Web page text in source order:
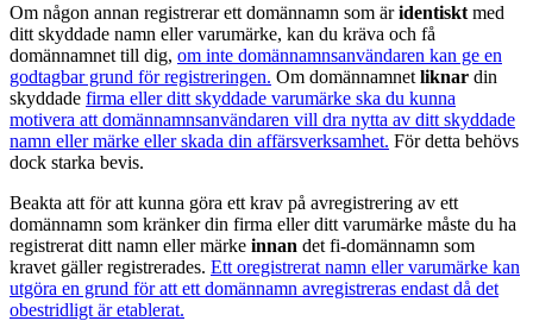
Om någon annan registrerar ett domännamn som äridentiskt med
ditt skyddade namn eller varumärke, kan du kräva och få
domännamnet till dig, om inte domännamnsanvändaren kan ge en
godtagbar grund för registreringen. Om domännamnet liknar din
skyddade firma eller ditt skyddade varumärke ska du kunna
motivera att domännamnsanvändaren vill dra nytta av ditt skyddade
namn eller märke eller skada din affärsverksamhet. För detta behövs
dock starka bevis.
Beakta att för att kunna göra ett krav på avregistrering av ett
domännamn som kränker din firma eller ditt varumärke måste du ha
registrerat ditt namn eller märke innan det fi-domännamn som
kravet gäller registrerades. Ett oregistrerat namn eller varumärke kan
utgöra en grund för att ett domännamn avregistreras endast då det
obestridligt är etablerat.